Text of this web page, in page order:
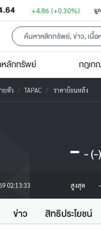
+4.86 (+0.30%) มู
ลักทรัพย์ กฎเก
ยตัว TAPAC ราคาย้อนหลัง
- -(-)
02:13:33 สูงสุด -
ข่าว สิทธิประโยชน์